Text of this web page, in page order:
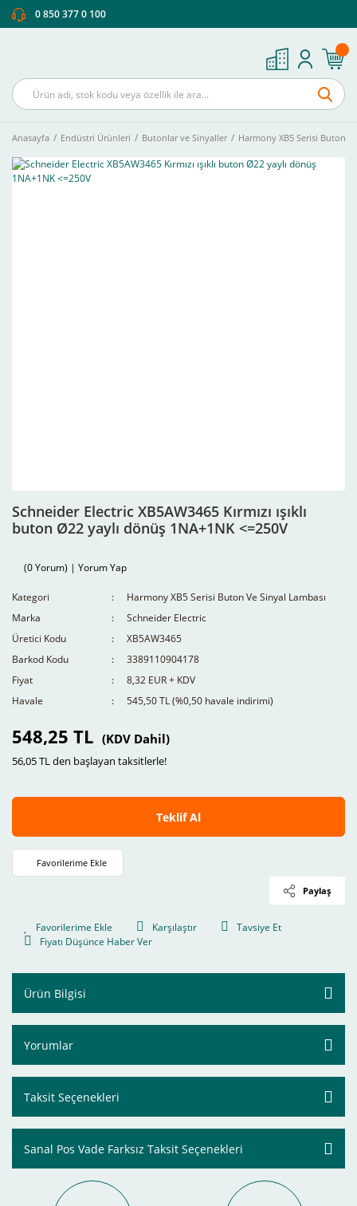
0 850 377 0 100
Anasayfa Endüstri Ürünleri Butonlar ve Sinyaller Harmony XB5 Serisi Buton
Schneider Electric XB5AW3465 Kırmızı ışıklı
buton Ø22 yaylı dönüş 1NA+1NK <=250V
(0 Yorum) | Yorum Yap
Kategori
Harmony XB5 Serisi Buton Ve Sinyal Lambası
Marka
Schneider Electric
Üretici Kodu
XB5AW3465
Barkod Kodu
3389110904178
Fiyat
8,32 EUR + KDV
Havale
545,50 TL (%0,50 havale indirimi)
548,25 TL (KDV Dahil)
56,05 TL den başlayan taksitlerle!
Teklif Al
Paylaş
Karşılaştır
Tavsiye Et
Fiyatı Düşünce Haber Ver
Ürün Bilgisi
Yorumlar
Taksit Seçenekleri
Sanal Pos Vade Farksız Taksit Seçenekleri